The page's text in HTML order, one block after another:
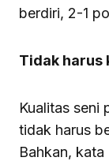
berdiri, 2-1
Tidak harus
Kualitas seni
tidak harus
Bahkan,